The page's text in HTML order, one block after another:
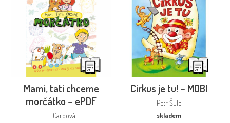
Mami, tati chceme
morčátko – ePDF
L. Cardová
Cirkus je tu! – MOBI
Petr Šulc
skladem